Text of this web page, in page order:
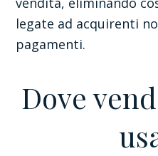
legate ad acquirenti
pagamenti.
Dove